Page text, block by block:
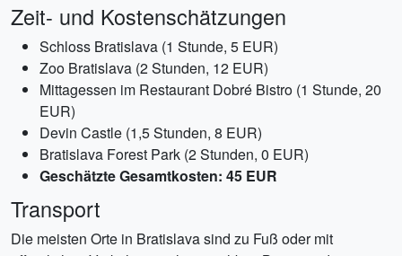
Zeit- und Kostenschätzungen
Schloss Bratislava (1 Stunde, 5 EUR)
Zoo Bratislava (2 Stunden, 12 EUR)
Mittagessen im Restaurant Dobré Bistro (1 Stunde, 20
EUR)
Devin Castle (1,5 Stunden, 8 EUR)
Bratislava Forest Park (2 Stunden, 0 EUR)
Geschätzte Gesamtkosten: 45 EUR
Transport
Die meisten Orte in Bratislava sind zu Fuß oder mit